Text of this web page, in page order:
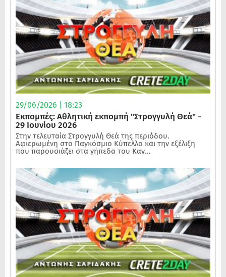
29/06/2026 | 18:23
Εκπομπές: Αθλητική εκπομπή "Στρογγυλή Θεά" -
29 Ιουνίου 2026
Στην τελευταία Στρογγυλή Θεά της περιόδου.
Αφιερωμένη στο Παγκόσμιο Κύπελλο και την εξέλιξη
που παρουσιάζει στα γήπεδα του Καν...